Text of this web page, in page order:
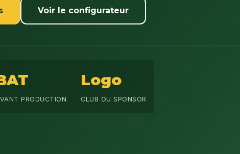
Voir le configurateur
PRODUCTION
Logo
CLUB OU SPONSOR